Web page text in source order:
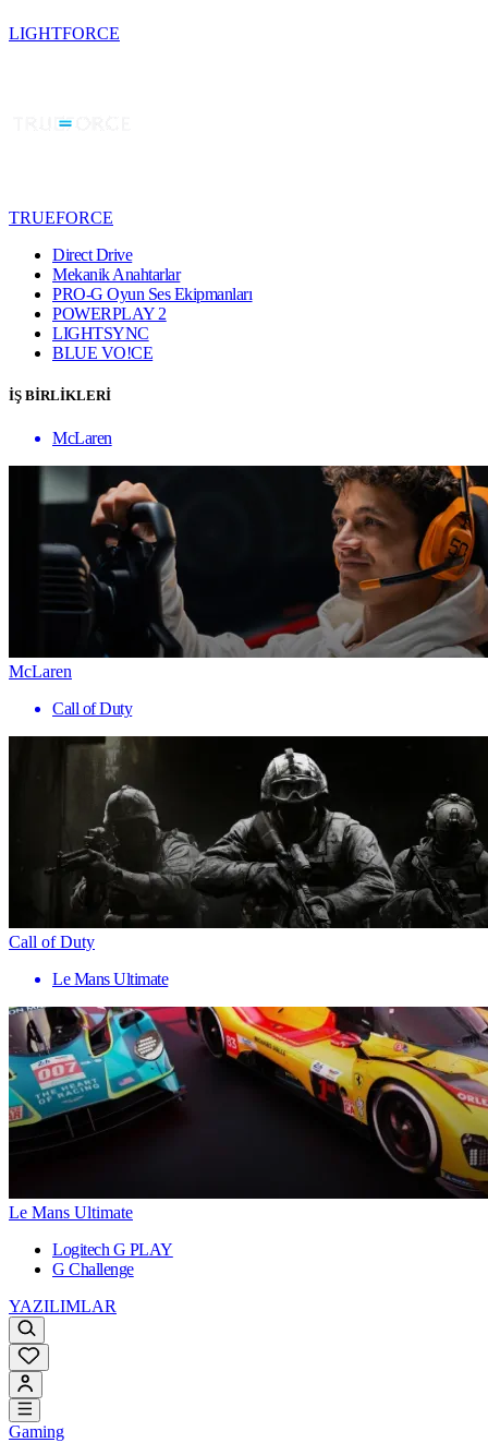
LIGHTFORCE
TRUEFORCE
Direct Drive
Mekanik Anahtarlar
PRO-G Oyun Ses Ekipmanları
POWERPLAY 2
LIGHTSYNC
BLUE VO!CE
İŞ BİRLİKLERİ
McLaren
McLaren
Call of Duty
Call of Duty
Le Mans Ultimate
Le Mans Ultimate
Logitech G PLAY
G Challenge
YAZILIMLAR
Gaming